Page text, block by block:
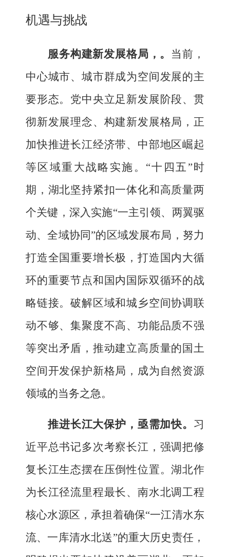
机遇与挑战
服务构建新发展格局， 。 当前，
中心城市、城市群成为空间发展的主
要形态。党中央立足新发展阶段、贯
彻新发展理念、构建新发展格局，正
加快推进长江经济带、中部地区崛起
等区域重大战略实施 。 “十四五”时
期，湖北坚持紧扣一体化和高质量两
个关键，深入实施“一主引领、两翼驱
动、全域协同”的区域发展布局，努力
打造全国重要增长极，打造国内大循
环的重要节点和国内国际双循环的战
略链接。破解区域和城乡空间协调联
动不够、集聚度不高、功能品质不强
等突出矛盾，推动建立高质量的国土
空间开发保护新格局，成为自然资源
领域的当务之急。
推进长江大保护，亟需加快。 习
近平总书记多次考察长江，强调把修
复长江生态摆在压倒性位置。湖北作
为长江径流里程最长、南水北调工程
核心水源区，承担着确保“一江清水东
流、一库清水北送”的重大历史责任，